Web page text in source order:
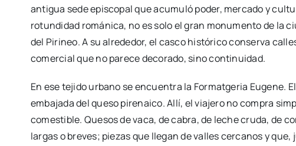
antigua sede episcopal que acumuló poder, mercado y
rotundidad románica, no es solo el gran monumento de la
del Pirineo. A su alrededor, el casco histórico conserva
comercial que no parece decorado, sino continuidad.
En ese tejido urbano se encuentra la Formatgeria Eugene.
embajada del queso pirenaico. Allí, el viajero no compra
comestible. Quesos de vaca, de cabra, de leche cruda, de
largas o breves; piezas que llegan de valles cercanos y